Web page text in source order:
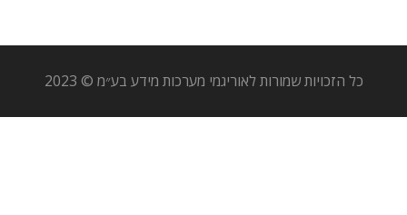
כל הזכויות שמורות לאוריגמי מערכות מידע בע״מ © 2023